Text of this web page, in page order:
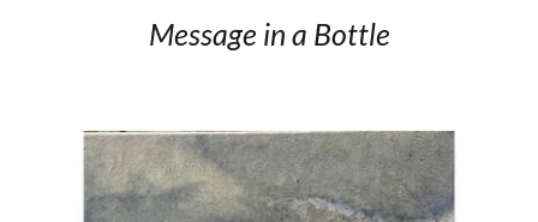
Message in a Bottle